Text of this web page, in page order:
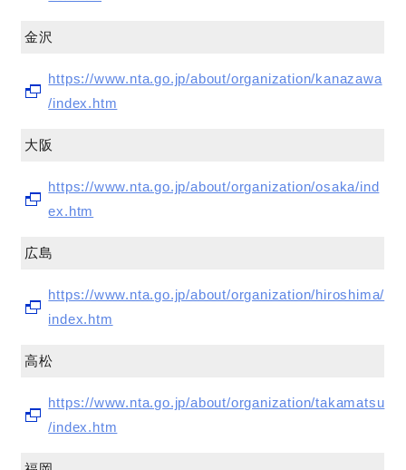
金沢
https://www.nta.go.jp/about/organization/kanazawa
/index.htm
大阪
https://www.nta.go.jp/about/organization/osaka/ind
ex.htm
広島
https://www.nta.go.jp/about/organization/hiroshima/
index.htm
高松
https://www.nta.go.jp/about/organization/takamatsu
/index.htm